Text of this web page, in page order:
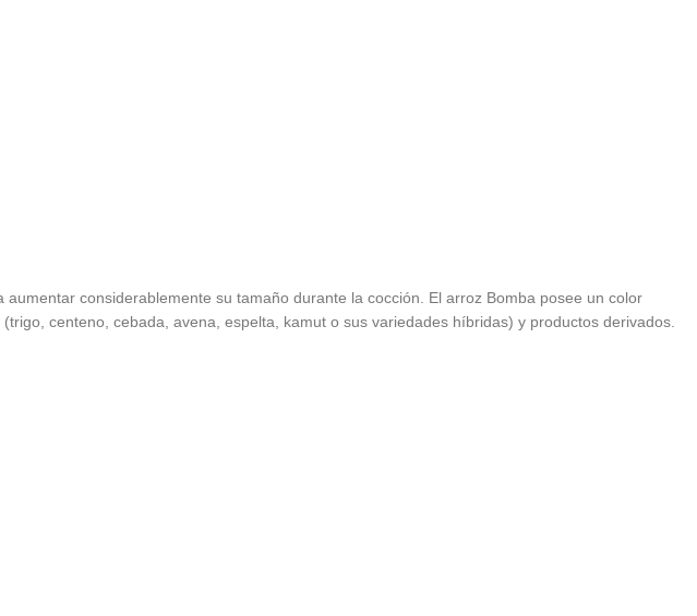
considerablemente su tamaño durante la cocción. El arroz Bomba posee un color
centeno, cebada, avena, espelta, kamut o sus variedades híbridas) y productos derivados.